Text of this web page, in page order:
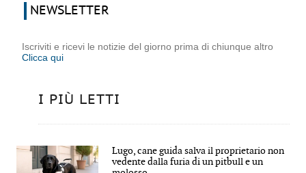
NEWSLETTER
Iscriviti e ricevi le notizie del giorno prima di chiunque altro
Clicca qui
I PIÙ LETTI
Lugo, cane guida salva il proprietario non
vedente dalla furia di un pitbull e un